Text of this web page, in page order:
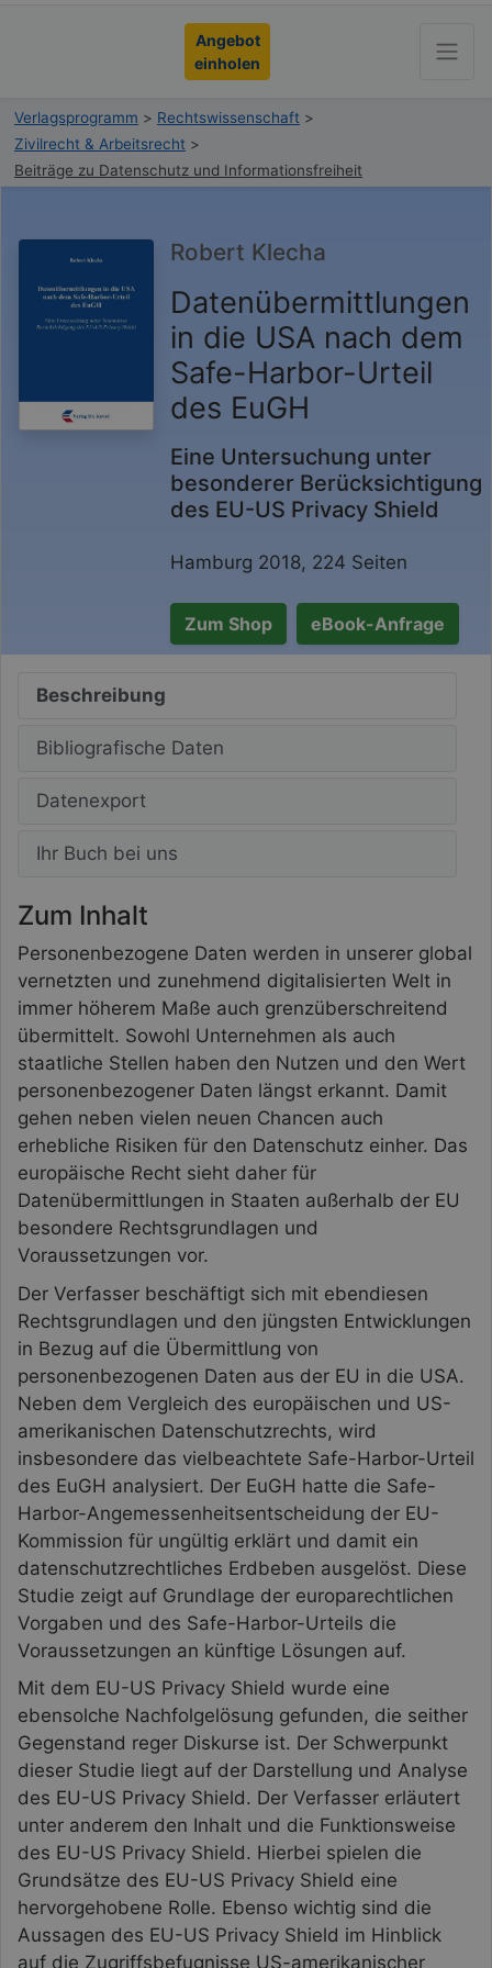
Angebot
einholen
Verlagsprogramm > Rechtswissenschaft >
Zivilrecht & Arbeitsrecht >
Beiträge zu Datenschutz und Informationsfreiheit
Robert Klecha
Datenübermittlungen
in die USA nach dem
Safe-Harbor-Urteil
des EuGH
Eine Untersuchung unter
besonderer Berücksichtigung
des EU-US Privacy Shield
Hamburg 2018, 224 Seiten
Zum Shop eBook-Anfrage
Beschreibung
Bibliografische Daten
Datenexport
Ihr Buch bei uns
Zum Inhalt
Personenbezogene Daten werden in unserer global
vernetzten und zunehmend digitalisierten Welt in
immer höherem Maße auch grenzüberschreitend
übermittelt. Sowohl Unternehmen als auch
staatliche Stellen haben den Nutzen und den Wert
personenbezogener Daten längst erkannt. Damit
gehen neben vielen neuen Chancen auch
erhebliche Risiken für den Datenschutz einher. Das
europäische Recht sieht daher für
Datenübermittlungen in Staaten außerhalb der EU
besondere Rechtsgrundlagen und
Voraussetzungen vor.
Der Verfasser beschäftigt sich mit ebendiesen
Rechtsgrundlagen und den jüngsten Entwicklungen
in Bezug auf die Übermittlung von
personenbezogenen Daten aus der EU in die USA.
Neben dem Vergleich des europäischen und US-
amerikanischen Datenschutzrechts, wird
insbesondere das vielbeachtete Safe-Harbor-Urteil
des EuGH analysiert. Der EuGH hatte die Safe-
Harbor-Angemessenheitsentscheidung der EU-
Kommission für ungültig erklärt und damit ein
datenschutzrechtliches Erdbeben ausgelöst. Diese
Studie zeigt auf Grundlage der europarechtlichen
Vorgaben und des Safe-Harbor-Urteils die
Voraussetzungen an künftige Lösungen auf.
Mit dem EU-US Privacy Shield wurde eine
ebensolche Nachfolgelösung gefunden, die seither
Gegenstand reger Diskurse ist. Der Schwerpunkt
dieser Studie liegt auf der Darstellung und Analyse
des EU-US Privacy Shield. Der Verfasser erläutert
unter anderem den Inhalt und die Funktionsweise
des EU-US Privacy Shield. Hierbei spielen die
Grundsätze des EU-US Privacy Shield eine
hervorgehobene Rolle. Ebenso wichtig sind die
Aussagen des EU-US Privacy Shield im Hinblick
auf die Zugriffsbefugnisse US-amerikanischer